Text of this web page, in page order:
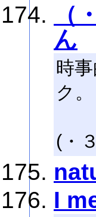
（
ん
時
ク。
(・
I